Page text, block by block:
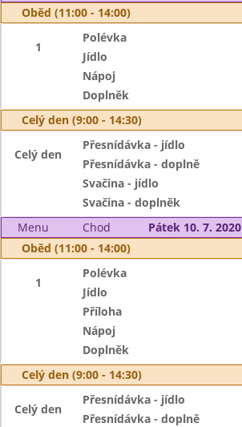
Oběd (11:00 - 14:00)
1
Polévka
Jídlo
Nápoj
Doplněk
Celý den (9:00 - 14:30)
Celý den
Přesnídávka - jídlo
Přesnídávka - doplně
Svačina - jídlo
Svačina - doplněk
Menu
Chod
Pátek 10. 7. 2020
Oběd (11:00 - 14:00)
1
Polévka
Jídlo
Příloha
Nápoj
Doplněk
Celý den (9:00 - 14:30)
Celý den
Přesnídávka - jídlo
Přesnídávka - doplně